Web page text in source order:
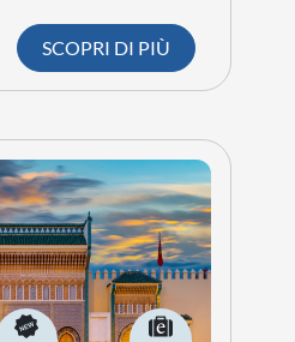
SCOPRI DI PIÙ